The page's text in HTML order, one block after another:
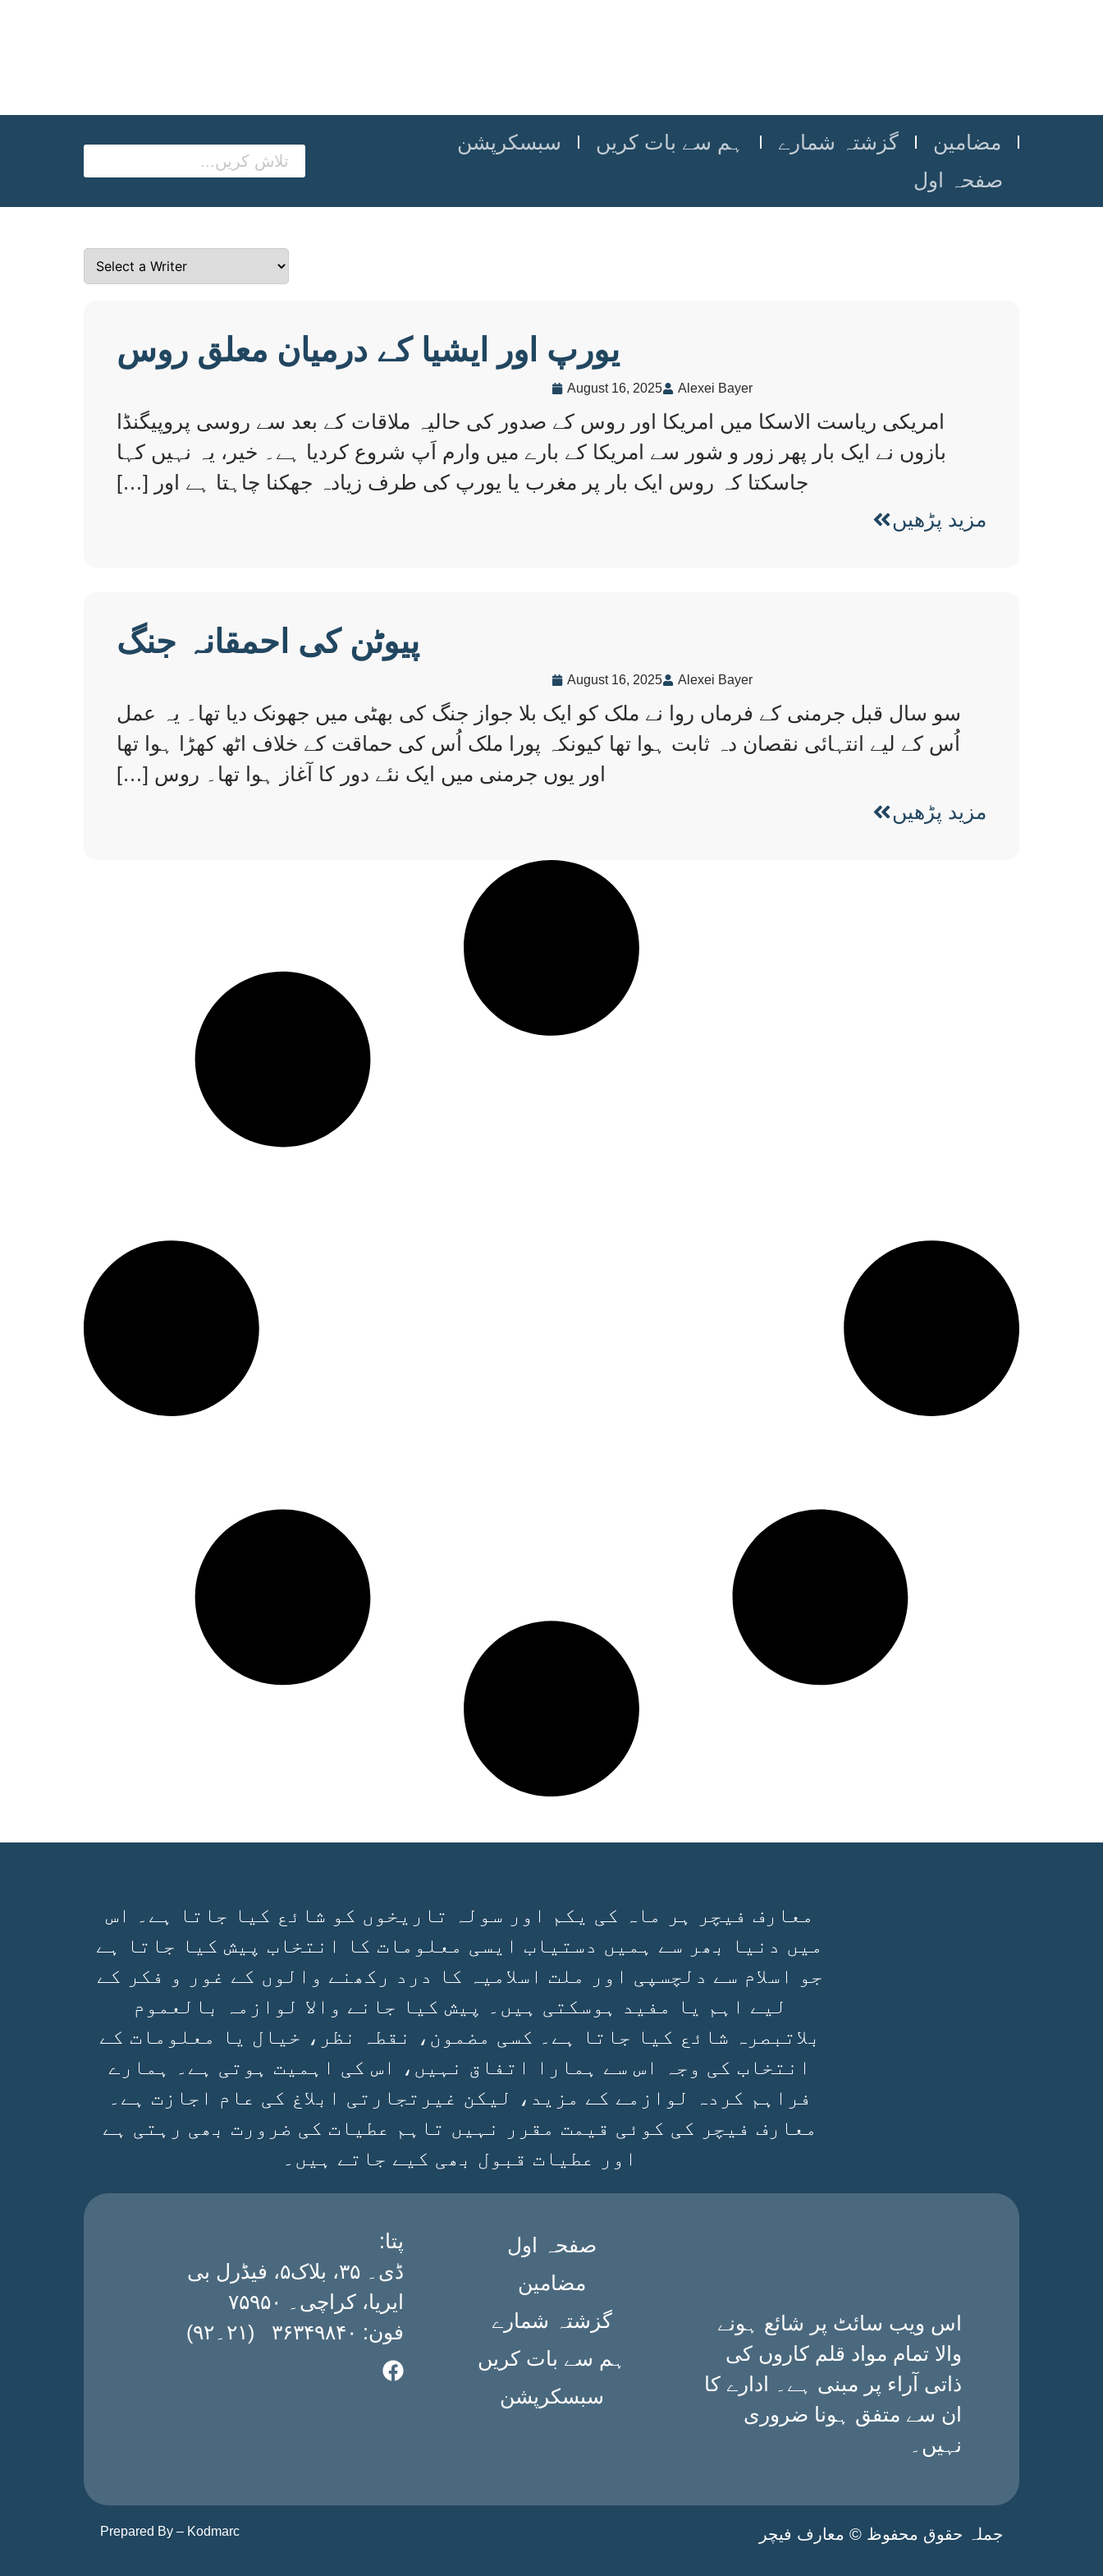
سبسکرپشن ہم سے بات کریں گزشتہ شمارے
مضامین
صفحہ اول
یورپ اور ایشیا کے درمیان معلق روس
August 16, 2025 Alexei Bayer
امریکی ریاست الاسکا میں امریکا اور روس کے صدور کی حالیہ ملاقات کے بعد سے روسی پروپیگنڈا
بازوں نے ایک بار پھر زور و شور سے امریکا کے بارے میں وارم اَپ شروع کردیا ہے۔ خیر، یہ نہیں کہا
جاسکتا کہ روس ایک بار پر مغرب یا یورپ کی طرف زیادہ جھکنا چاہتا ہے اور […]
مزید پڑھیں
پیوٹن کی احمقانہ جنگ
August 16, 2025 Alexei Bayer
سو سال قبل جرمنی کے فرماں روا نے ملک کو ایک بلا جواز جنگ کی بھٹی میں جھونک دیا تھا۔ یہ عمل
اُس کے لیے انتہائی نقصان دہ ثابت ہوا تھا کیونکہ پورا ملک اُس کی حماقت کے خلاف اٹھ کھڑا ہوا تھا
اور یوں جرمنی میں ایک نئے دور کا آغاز ہوا تھا۔ روس […]
مزید پڑھیں
معارف فیچر ہر ماہ کی یکم اور سولہ تاریخوں کو شائع کیا جاتا ہے۔ اس
میں دنیا بھر سے ہمیں دستیاب ایسی معلومات کا انتخاب پیش کیا جاتا ہے
جو اسلام سے دلچسپی اور ملت اسلامیہ کا درد رکھنے والوں کے غور و فکر کے
لیے اہم یا مفید ہوسکتی ہیں۔ پیش کیا جانے والا لوازمہ بالعموم
بلاتبصرہ شائع کیا جاتا ہے۔ کسی مضمون، نقطہ نظر، خیال یا معلومات کے
انتخاب کی وجہ اس سے ہمارا اتفاق نہیں، اس کی اہمیت ہوتی ہے۔ ہمارے
فراہم کردہ لوازمے کے مزید، لیکن غیرتجارتی ابلاغ کی عام اجازت ہے۔
معارف فیچر کی کوئی قیمت مقرر نہیں تاہم عطیات کی ضرورت بھی رہتی ہے
اور عطیات قبول بھی کیے جاتے ہیں۔
:پتا
ڈی۔ ۳۵، بلاک۵، فیڈرل بی
ایریا، کراچی۔ ۷۵۹۵۰
فون: ۳۶۳۴۹۸۴۰ (۲۱۔۹۲)
صفحہ اول
مضامین
گزشتہ شمارے
ہم سے بات کریں
سبسکرپشن
اس ویب سائٹ پر شائع ہونے
والا تمام مواد قلم کاروں کی
ذاتی آراء پر مبنی ہے۔ ادارے کا
ان سے متفق ہونا ضروری
نہیں۔
Prepared By – Kodmarc جملہ حقوق محفوظ © معارف فیچر